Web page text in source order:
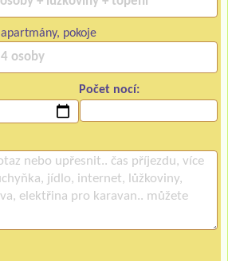
apartmány, pokoje
Počet nocí: